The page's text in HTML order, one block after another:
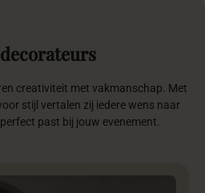
decorateurs
creativiteit met vakmanschap. Met
stijl vertalen zij iedere wens naar
past bij jouw evenement.